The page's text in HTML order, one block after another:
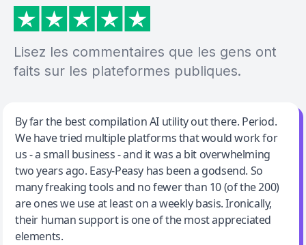
Lisez les commentaires que les gens ont
faits sur les plateformes publiques.
Jeff Wilson
By far the best compilation AI utility
By far the best compilation AI utility out there. Period.
We have tried multiple platforms that would work for
us - a small business - and it was a bit overwhelming
two years ago. Easy-Peasy has been a godsend. So
many freaking tools and no fewer than 10 (of the 200)
are ones we use at least on a weekly basis. Ironically,
their human support is one of the most appreciated
elements.